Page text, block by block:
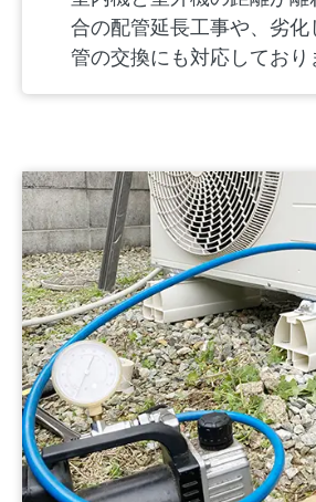
合の配管延長工事や、劣化
管の交換にも対応しており